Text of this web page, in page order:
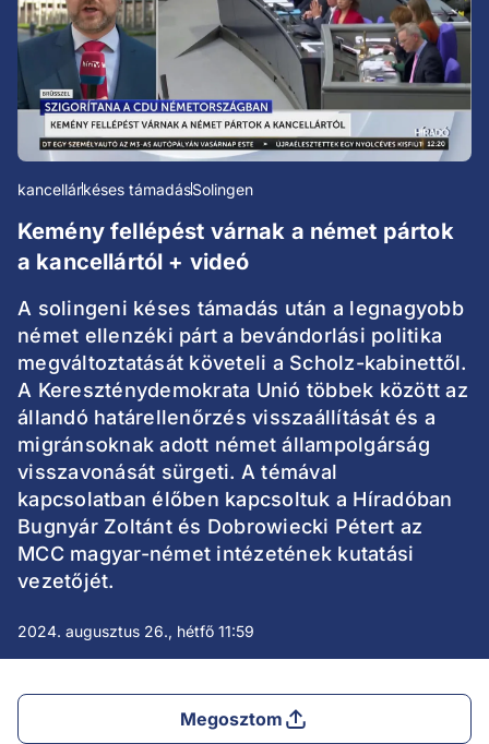
kancellárkéses támadásSolingen
Kemény fellépést várnak a német pártok
a kancellártól + videó
A solingeni késes támadás után a legnagyobb
német ellenzéki párt a bevándorlási politika
megváltoztatását követeli a Scholz-kabinettől.
A Kereszténydemokrata Unió többek között az
állandó határellenőrzés visszaállítását és a
migránsoknak adott német állampolgárság
visszavonását sürgeti. A témával
kapcsolatban élőben kapcsoltuk a Híradóban
Bugnyár Zoltánt és Dobrowiecki Pétert az
MCC magyar-német intézetének kutatási
vezetőjét.
2024. augusztus 26., hétfő 11:59
Megosztom